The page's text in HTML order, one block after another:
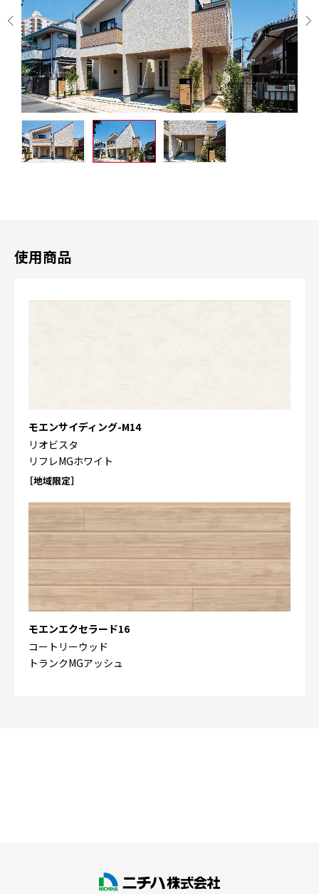
使用商品
モエンサイディング-M14
リオビスタ
リフレMGホワイト
［地域限定］
モエンエクセラード16
コートリーウッド
トランクMGアッシュ